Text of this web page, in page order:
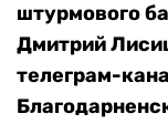
штурмового
Дмитрий
телеграм-